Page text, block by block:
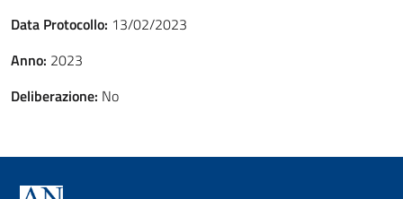
Data Protocollo: 13/02/2023
Anno: 2023
Deliberazione: No